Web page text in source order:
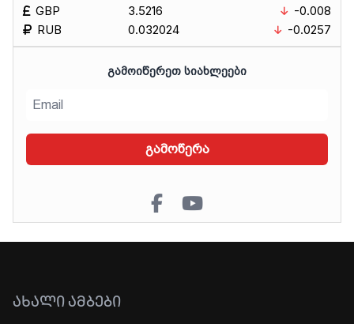
GBP
RUB
3.5216
0.032024
-0.008
-0.0257
ᲒᲐᲛᲝᲘᲬᲔᲠᲔᲗ ᲡᲘᲐᲮᲚᲔᲔᲑᲘ
გამოწერა
ᲐᲮᲐᲚᲘ ᲐᲛᲑᲔᲑᲘ